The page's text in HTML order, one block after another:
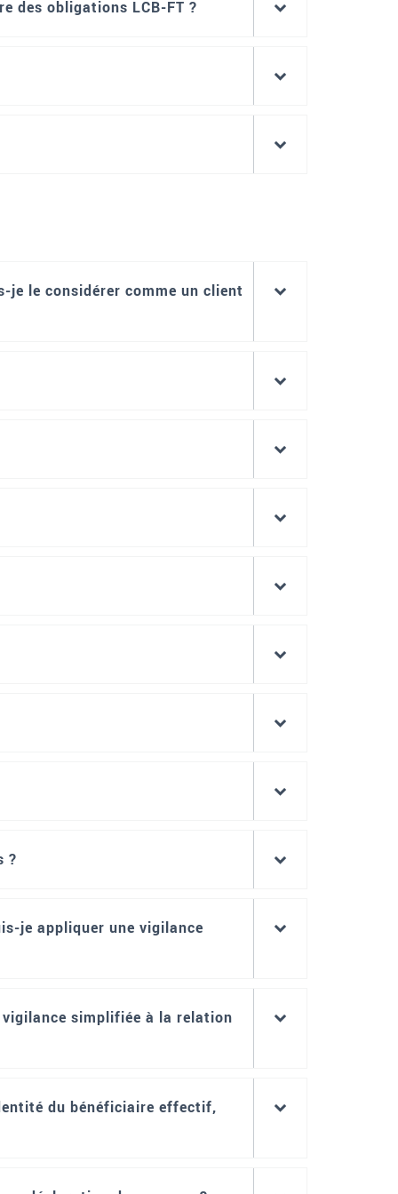
des obligations LCB-FT ?
je le considérer comme un client
?
je appliquer une vigilance
vigilance simplifiée à la relation
du bénéficiaire effectif,